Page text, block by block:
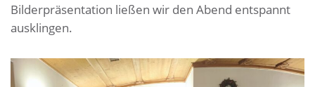
Bilderpräsentation ließen wir den Abend entspannt
ausklingen.